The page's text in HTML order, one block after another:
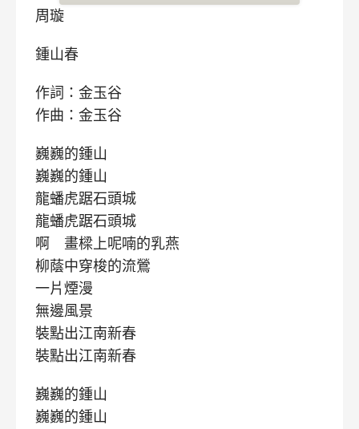
周璇
鍾山春
作詞：金玉谷
作曲：金玉谷
巍巍的鍾山
巍巍的鍾山
龍蟠虎踞石頭城
龍蟠虎踞石頭城
啊 畫樑上呢喃的乳燕
柳蔭中穿梭的流鶯
一片煙漫
無邊風景
裝點出江南新春
裝點出江南新春
巍巍的鍾山
巍巍的鍾山